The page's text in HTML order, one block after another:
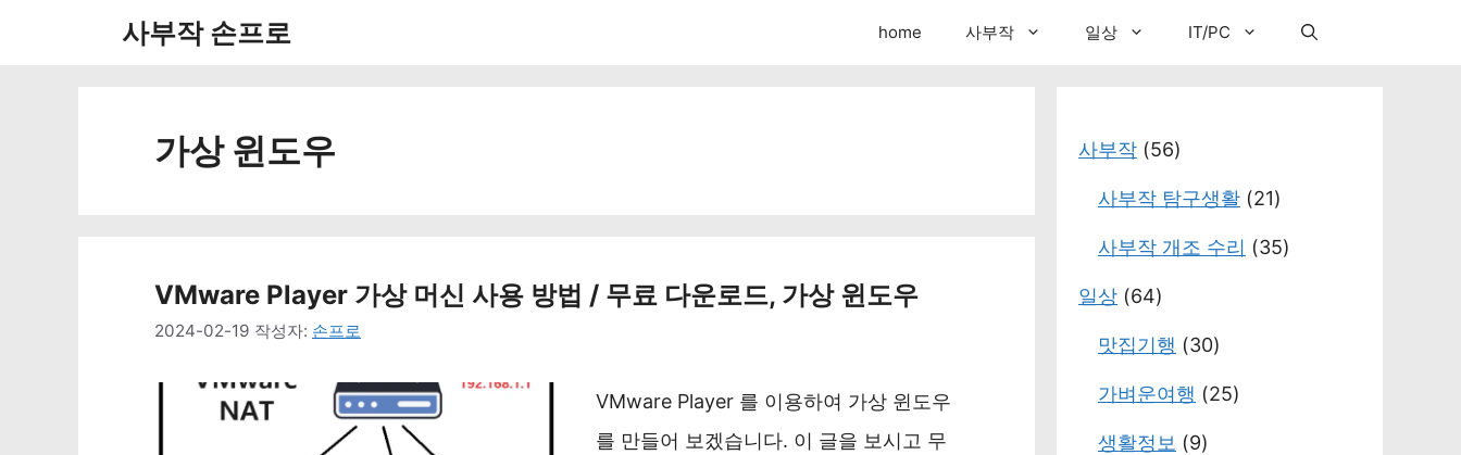
사부작 손프로 home 사부작 일상 IT/PC
가상 윈도우
VMware Player 가상 머신 사용 방법 / 무료 다운로드, 가상 윈도우
2024-02-19 작성자: 손프로
VMware Player 를 이용하여 가상 윈도우
를 만들어 보겠습니다. 이 글을 보시고 무
사부작 (56)
사부작 탐구생활 (21)
사부작 개조 수리 (35)
일상 (64)
맛집기행 (30)
가벼운여행 (25)
생활정보 (9)